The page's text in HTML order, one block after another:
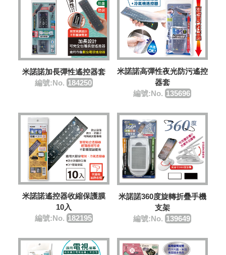
米諾諾加長彈性遙控器套
編號:No. 184250
米諾諾高彈性夜光防污遙控
器套
編號:No. 135696
米諾諾遙控器收縮保護膜
10入
編號:No. 182195
米諾諾360度旋轉折疊手機
支架
編號:No. 139649